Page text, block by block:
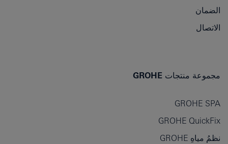
الضمان
الاتصال
مجموعة منتجات GROHE
GROHE SPA
GROHE QuickFix
نظمُ مياهِ GROHE